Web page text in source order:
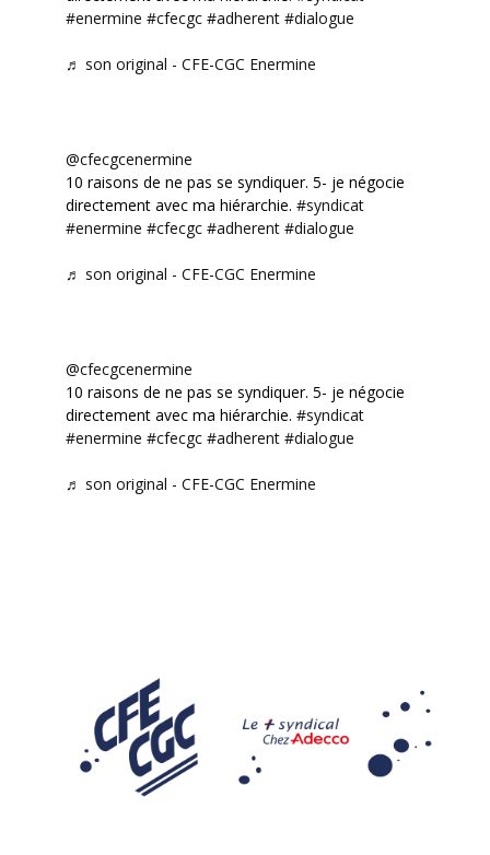
#enermine #cfecgc #adherent #dialogue
♬ son original - CFE-CGC Enermine
@cfecgcenermine
10 raisons de ne pas se syndiquer. 5- je négocie
directement avec ma hiérarchie. #syndicat
#enermine #cfecgc #adherent #dialogue
♬ son original - CFE-CGC Enermine
@cfecgcenermine
10 raisons de ne pas se syndiquer. 5- je négocie
directement avec ma hiérarchie. #syndicat
#enermine #cfecgc #adherent #dialogue
♬ son original - CFE-CGC Enermine